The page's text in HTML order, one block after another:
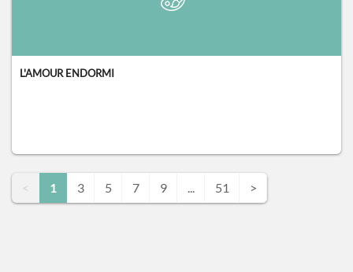
L'AMOUR ENDORMI
< 1 3 5 7 9 ... 51 >